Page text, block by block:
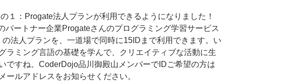
１：Progate法人プランが利用できるようになりました！
パートナー企業Progateさんのプログラミング学習サービス
の法人プランを、一道場で同時に15IDまで利用できます。い
ラミング言語の基礎を学んで、クリエイティブな活動に生
ですね。CoderDojo品川御殿山メンバーでIDご希望の方は
ールアドレスをお知らせください。